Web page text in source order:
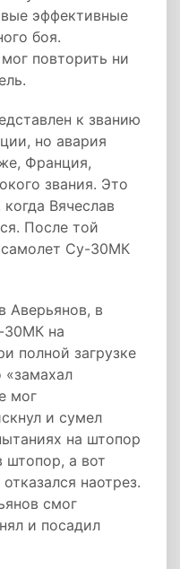
эффективные
боя.
повторить ни
к званию
но авария
Франция,
звания. Это
Вячеслав
После той
Су-30МК
Аверьянов, в
30МК на
полной загрузке
«замахал
мог
и сумел
на штопор
штопор, а вот
наотрез.
смог
и посадил